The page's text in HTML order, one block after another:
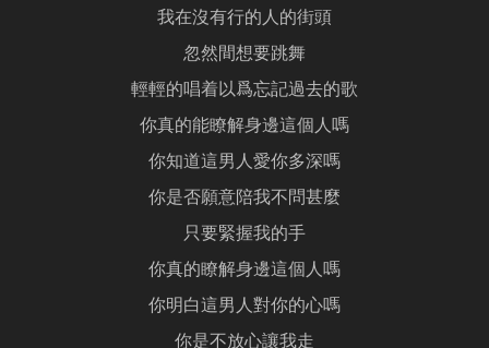
我在沒有行的人的街頭
忽然間想要跳舞
輕輕的唱着以爲忘記過去的歌
你真的能瞭解身邊這個人嗎
你知道這男人愛你多深嗎
你是否願意陪我不問甚麼
只要緊握我的手
你真的瞭解身邊這個人嗎
你明白這男人對你的心嗎
你是不放心讓我走